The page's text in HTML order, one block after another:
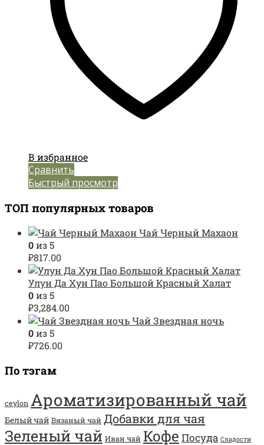
В избранное
Сравнить
Быстрый просмотр
ТОП популярных товаров
Чай Черный Махаон
0из 5
₽817.00
Улун Да Хун Пао Большой Красный Халат
0из 5
₽3,284.00
Чай Звездная ночь
0из 5
₽726.00
По тэгам
ceylon Ароматизированный чай
Белый чай Вязаный чай Добавки для чая
Зеленый чай Иван чай Кофе Посуда Сладости